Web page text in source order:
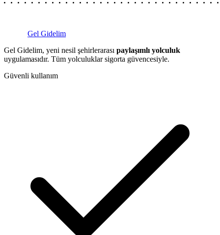
Gel Gidelim
Gel Gidelim, yeni nesil şehirlerarası paylaşımlı yolculuk
uygulamasıdır. Tüm yolculuklar sigorta güvencesiyle.
Güvenli kullanım